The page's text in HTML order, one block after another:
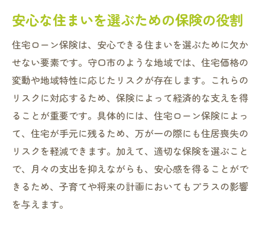
安心な住まいを選ぶための保険の役割
住宅ローン保険は、安心できる住まいを選ぶために欠か
せない要素です。守口市のような地域では、住宅価格の
変動や地域特性に応じたリスクが存在します。これらの
リスクに対応するため、保険によって経済的な支えを得
ることが重要です。具体的には、住宅ローン保険によっ
て、住宅が手元に残るため、万が一の際にも住居喪失の
リスクを軽減できます。加えて、適切な保険を選ぶこと
で、月々の支出を抑えながらも、安心感を得ることがで
きるため、子育てや将来の計画においてもプラスの影響
を与えます。